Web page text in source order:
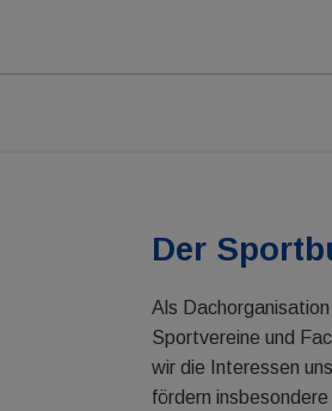
Der
Als
Sportvereine und
wir die Interessen
fördern